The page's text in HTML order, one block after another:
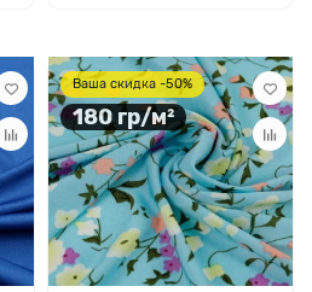
Ваша скидка -50%
180 гр/м²